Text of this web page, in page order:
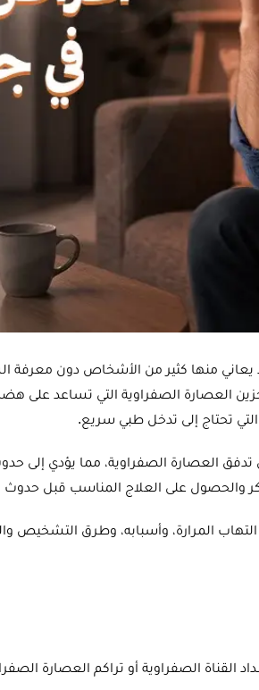
منها كثير من الأشخاص دون معرفة
العصارة الصفراوية التي تساعد على
تحتاج إلى تدخل طبي سريع.
تدفق العصارة الصفراوية، مما يؤدي إلى
والحصول على العلاج المناسب قبل
المرارة، وأسبابه، وطرق التشخيص
القناة الصفراوية أو تراكم العصارة